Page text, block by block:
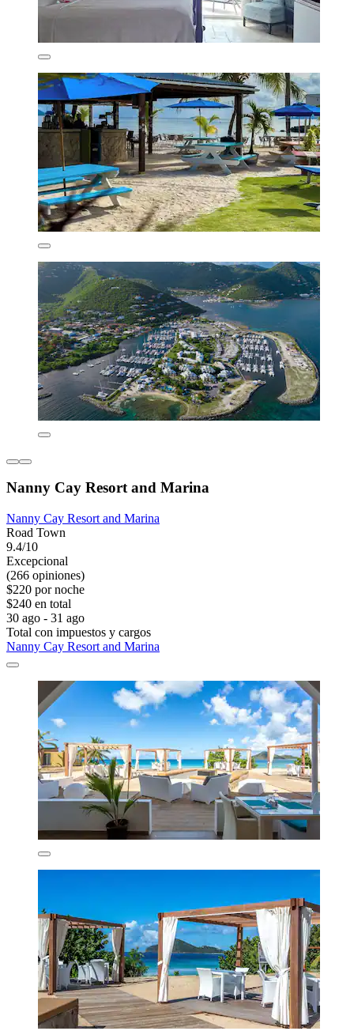
Nanny Cay Resort and Marina
Nanny Cay Resort and Marina
Road Town
9.4/10
Excepcional
(266 opiniones)
$220 por noche
$240 en total
30 ago - 31 ago
Total con impuestos y cargos
Nanny Cay Resort and Marina